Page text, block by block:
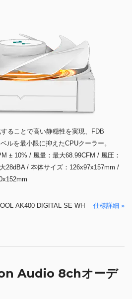
ることで高い静穏性を実現、FDB
ルを最小限に抑えたCPUクーラー。
± 10% / 風量：最大68.99CFM / 風圧：
28dBA / 本体サイズ：126x97x157mm /
AK400 DIGITAL SE WH 仕様詳細 »
Audio 8chオーデ